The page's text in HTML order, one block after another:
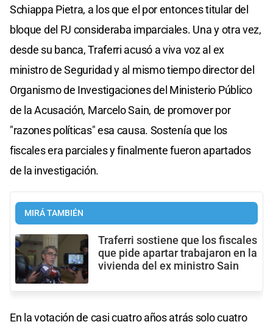
Schiappa Pietra, a los que el por entonces titular del
bloque del PJ consideraba imparciales. Una y otra vez,
desde su banca, Traferri acusó a viva voz al ex
ministro de Seguridad y al mismo tiempo director del
Organismo de Investigaciones del Ministerio Público
de la Acusación, Marcelo Sain, de promover por
"razones políticas" esa causa. Sostenía que los
fiscales era parciales y finalmente fueron apartados
de la investigación.
MIRÁ TAMBIÉN
Traferri sostiene que los fiscales
que pide apartar trabajaron en la
vivienda del ex ministro Sain
En la votación de casi cuatro años atrás solo cuatro